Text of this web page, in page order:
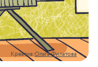
Креатив:Ольга Филатова